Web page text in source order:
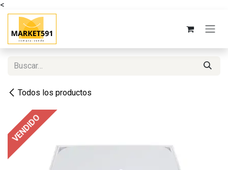
<
Ir al contenido
Todos los productos
VENDIDO